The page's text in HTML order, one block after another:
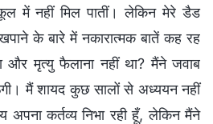
में नहीं मिल पातीं। लेकिन मेरे डैड
के बारे में नकारात्मक बातें कह रह
और मृत्यु फैलाना नहीं था? मैंने जवाब
मैं शायद कुछ सालों से अध्ययन नहीं
कर्तव्य निभा रही हूँ, लेकिन मैंने